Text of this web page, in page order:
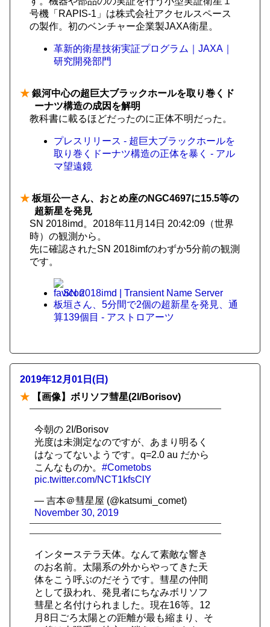
号機「RAPIS-1」は株式会社アクセルスペース
の製作。初のベンチャー企業製JAXA衛星。
革新的衛星技術実証プログラム｜JAXA｜
研究開発部門
★ 銀河中心の超巨大ブラックホールを取り巻くド
ーナツ構造の成因を解明
教科書に載るほどだったのに正体不明だった。
プレスリリース - 超巨大ブラックホールを
取り巻くドーナツ構造の正体を暴く - アル
マ望遠鏡
★ 板垣公一さん、おとめ座のNGC4697に15.5等の
超新星を発見
SN 2018imd。2018年11月14日 20:42:09（世界
時）の観測から。
先に確認されたSN 2018imfのわずか5分前の観測
です。
SN 2018imd | Transient Name Server
板垣さん、5分間で2個の超新星を発見、通
算139個目 - アストロアーツ
2019年12月01日(日)
★ 【画像】ボリソフ彗星(2I/Borisov)
今朝の 2I/Borisov
光度は未測定なのですが、あまり明るく
はなってないようです。q=2.0 au だから
こんなものか。 #Cometobs
pic.twitter.com/NCT1kfsClY
— 吉本＠彗星屋 (@katsumi_comet)
November 30, 2019
インターステラ天体。なんて素敵な響き
のお名前。太陽系の外からやってきた天
体をこう呼ぶのだそうです。彗星の仲間
として扱われ、発見者にちなみボリソフ
彗星と名付けられました。現在16等。12
月8日ごろ太陽との距離が最も縮まり、そ